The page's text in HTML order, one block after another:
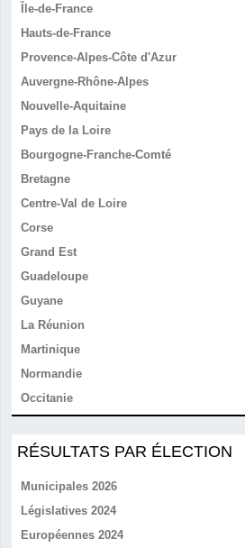
Île-de-France
Hauts-de-France
Provence-Alpes-Côte d'Azur
Auvergne-Rhône-Alpes
Nouvelle-Aquitaine
Pays de la Loire
Bourgogne-Franche-Comté
Bretagne
Centre-Val de Loire
Corse
Grand Est
Guadeloupe
Guyane
La Réunion
Martinique
Normandie
Occitanie
RÉSULTATS PAR ÉLECTION
Municipales 2026
Législatives 2024
Européennes 2024